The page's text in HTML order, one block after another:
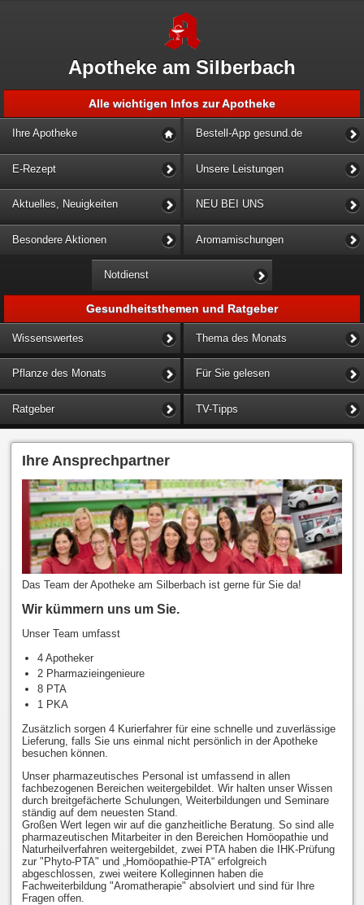
Apotheke am Silberbach
Alle wichtigen Infos zur Apotheke
Ihre Apotheke Bestell-App gesund.de
E-Rezept Unsere Leistungen
Aktuelles, Neuigkeiten NEU BEI UNS
Besondere Aktionen Aromamischungen
Notdienst
Gesundheitsthemen und Ratgeber
Wissenswertes Thema des Monats
Pflanze des Monats Für Sie gelesen
Ratgeber TV-Tipps
Ihre Ansprechpartner
Das Team der Apotheke am Silberbach ist gerne für Sie da!
Wir kümmern uns um Sie.
Unser Team umfasst
4 Apotheker
2 Pharmazieingenieure
8 PTA
1 PKA
Zusätzlich sorgen 4 Kurierfahrer für eine schnelle und zuverlässige
Lieferung, falls Sie uns einmal nicht persönlich in der Apotheke
besuchen können.
Unser pharmazeutisches Personal ist umfassend in allen
fachbezogenen Bereichen weitergebildet. Wir halten unser Wissen
durch breitgefächerte Schulungen, Weiterbildungen und Seminare
ständig auf dem neuesten Stand.
Großen Wert legen wir auf die ganzheitliche Beratung. So sind alle
pharmazeutischen Mitarbeiter in den Bereichen Homöopathie und
Naturheilverfahren weitergebildet, zwei PTA haben die IHK-Prüfung
zur "Phyto-PTA" und „Homöopathie-PTA“ erfolgreich
abgeschlossen, zwei weitere Kolleginnen haben die
Fachweiterbildung "Aromatherapie" absolviert und sind für Ihre
Fragen offen.